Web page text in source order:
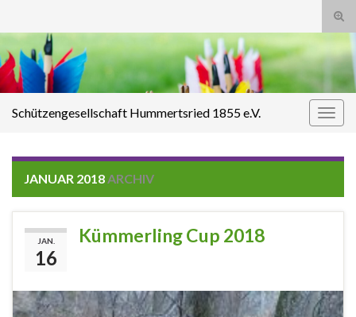
Search for:
Schützengesellschaft Hummertsried 1855 e.V.
JANUAR 2018ARCHIV
JAN.
16
Kümmerling Cup 2018